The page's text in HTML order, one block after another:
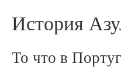
История
То что в